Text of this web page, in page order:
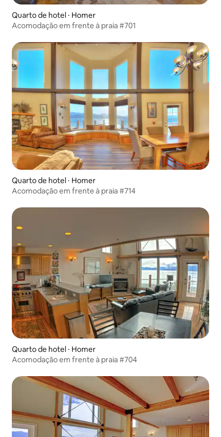
Quarto de hotel ⋅ Homer
Acomodação em frente à praia #701
Quarto de hotel ⋅ Homer
Acomodação em frente à praia #714
Quarto de hotel ⋅ Homer
Acomodação em frente à praia #704